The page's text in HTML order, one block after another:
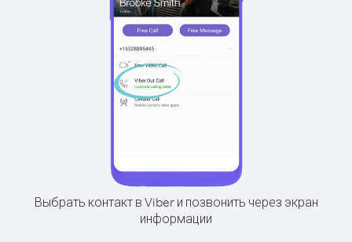
Выбрать контакт в Viber и позвонить через экран
информации